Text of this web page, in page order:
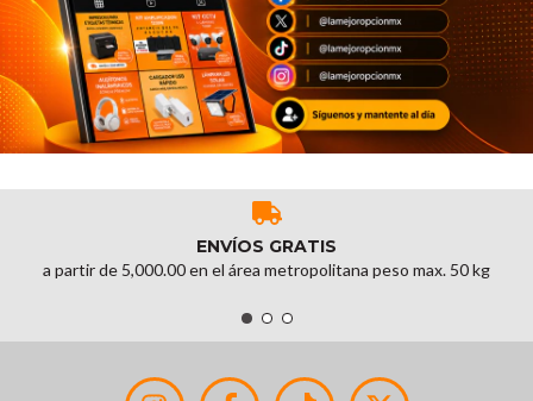
ENVÍOS GRATIS
a partir de 5,000.00 en el área metropolitana peso max. 50 kg